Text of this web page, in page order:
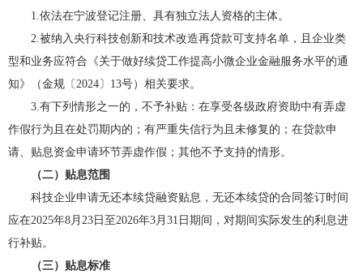
1.依法在宁波登记注册、具有独立法人资格的主体。
2.被纳入央行科技创新和技术改造再贷款可支持名单，且企业类
型和业务应符合《关于做好续贷工作提高小微企业金融服务水平的通
知》（金规〔2024〕13号）相关要求。
3.有下列情形之一的，不予补贴：在享受各级政府资助中有弄虚
作假行为且在处罚期内的；有严重失信行为且未修复的；在贷款申
请、贴息资金申请环节弄虚作假；其他不予支持的情形。
（二）贴息范围
科技企业申请无还本续贷融资贴息，无还本续贷的合同签订时间
应在2025年8月23日至2026年3月31日期间，对期间实际发生的利息进
行补贴。
（三）贴息标准